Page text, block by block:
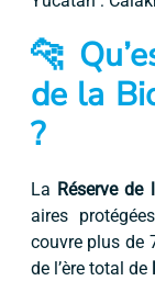
🐆
de la
?
La Réserve de
aires
couvre plus de
de l’ère total de